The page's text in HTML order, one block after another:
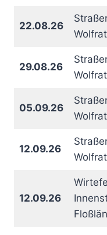
22.08.26
29.08.26
05.09.26
12.09.26
12.09.26